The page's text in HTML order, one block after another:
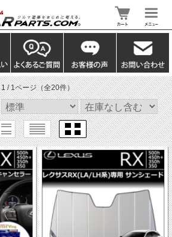
1 / 1ページ（全20件）